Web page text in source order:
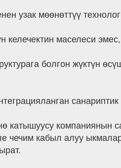
узак мөөнөттүү
келечектин маселеси
болгон жүктүн
катышуусу компаниянын
чечим кабыл алуу